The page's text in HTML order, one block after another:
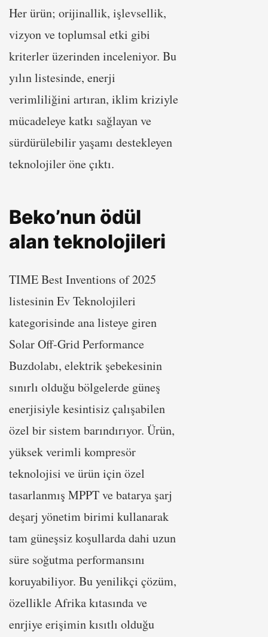
Her ürün; orijinallik, işlevsellik,
vizyon ve toplumsal etki gibi
kriterler üzerinden inceleniyor. Bu
yılın listesinde, enerji
verimliliğini artıran, iklim kriziyle
mücadeleye katkı sağlayan ve
sürdürülebilir yaşamı destekleyen
teknolojiler öne çıktı.
Beko’nun ödül
alan teknolojileri
TIME Best Inventions of 2025
listesinin Ev Teknolojileri
kategorisinde ana listeye giren
Solar Off-Grid Performance
Buzdolabı, elektrik şebekesinin
sınırlı olduğu bölgelerde güneş
enerjisiyle kesintisiz çalışabilen
özel bir sistem barındırıyor. Ürün,
yüksek verimli kompresör
teknolojisi ve ürün için özel
tasarlanmış MPPT ve batarya şarj
deşarj yönetim birimi kullanarak
tam güneşsiz koşullarda dahi uzun
süre soğutma performansını
koruyabiliyor. Bu yenilikçi çözüm,
özellikle Afrika kıtasında ve
enrjiye erişimin kısıtlı olduğu